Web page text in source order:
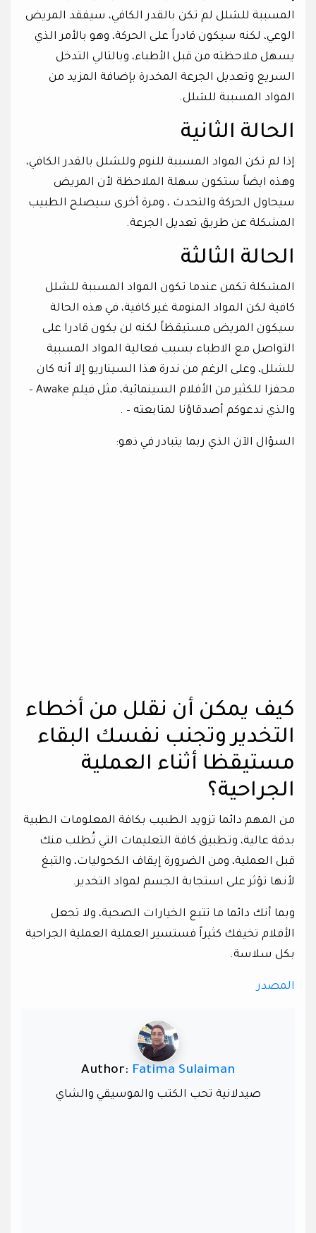
المسببة للشلل لم تكن بالقدر الكافي، سيفقد المريض
الوعي، لكنه سيكون قادراً على الحركة، وهو بالأمر الذي
يسهل ملاحظته من قبل الأطباء، وبالتالي التدخل
السريع وتعديل الجرعة المخدرة بإضافة المزيد من
المواد المسببة للشلل.
الحالة الثانية
إذا لم تكن المواد المسببة للنوم وللشلل بالقدر الكافي،
وهذه ايضاً ستكون سهلة الملاحظة لأن المريض
سيحاول الحركة والتحدث ، ومرة أخرى سيصلح الطبيب
المشكلة عن طريق تعديل الجرعة.
الحالة الثالثة
المشكلة تكمن عندما تكون المواد المسببة للشلل
كافية لكن المواد المنومة غير كافية، في هذه الحالة
سيكون المريض مستيقظاً لكنه لن يكون قادرا على
التواصل مع الاطباء بسبب فعالية المواد المسببة
للشلل، وعلى الرغم من ندرة هذا السيناريو إلا أنه كان
محفزا للكثير من الأفلام السينمائية، مثل فيلم Awake –
والذي ندعوكم أصدقاؤنا لمتابعته – .
السؤال الآن الذي ربما يتبادر في ذهو:
كيف يمكن أن نقلل من أخطاء
التخدير وتجنب نفسك البقاء
مستيقظا أثناء العملية
الجراحية؟
من المهم دائما تزويد الطبيب بكافة المعلومات الطبية
بدقة عالية، وتطبيق كافة التعليمات التي تُطلب منك
قبل العملية، ومن الضرورة إيقاف الكحوليات، والتبغ
لأنها تؤثر على استجابة الجسم لمواد التخدير.
وبما أنك دائما ما تتبع الخيارات الصحية، ولا تجعل
الأفلام تخيفك كثيراً فستسير العملية العملية الجراحية
بكل سلاسة.
المصدر
Author: Fatima Sulaiman
صيدلانية تحب الكتب والموسيقي والشاي